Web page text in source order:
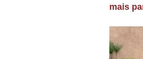
mais